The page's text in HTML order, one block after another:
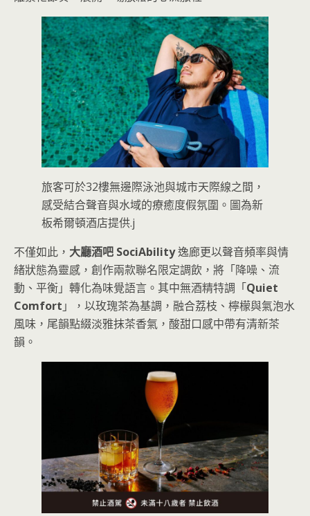
旅客可於32樓無邊際泳池與城市天際線之間，
感受結合聲音與水域的療癒度假氛圍。圖為新
板希爾頓酒店提供.j
不僅如此， 大廳酒吧 SociAbility逸廊更以聲音頻率與情
緒狀態為靈感，創作兩款聯名限定調飲，將「降噪、流
動、平衡」轉化為味覺語言。其中無酒精特調「Quiet
Comfort 」，以玫瑰茶為基調，融合荔枝、檸檬與氣泡水
風味，尾韻點綴淡雅抹茶香氣，酸甜口感中帶有清新茶
韻。